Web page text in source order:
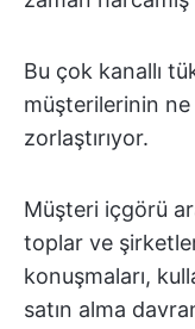
Bu çok kanallı
müşterilerinin ne
zorlaştırıyor.
Müşteri içgörü
toplar ve
konuşmaları,
satın alma